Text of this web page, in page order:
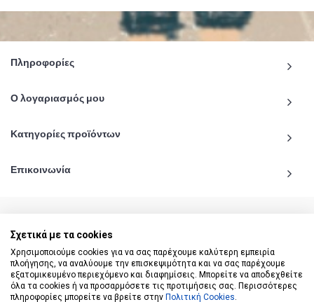
Πληροφορίες
Ο λογαριασμός μου
Κατηγορίες προϊόντων
Επικοινωνία
© 2020 - 2026 katiginetai.gr All Rights Reserved.
Σχετικά με τα cookies
Χρησιμοποιούμε cookies για να σας παρέχουμε καλύτερη εμπειρία
πλοήγησης, να αναλύουμε την επισκεψιμότητα και να σας παρέχουμε
εξατομικευμένο περιεχόμενο και διαφημίσεις. Μπορείτε να αποδεχθείτε
όλα τα cookies ή να προσαρμόσετε τις προτιμήσεις σας. Περισσότερες
πληροφορίες μπορείτε να βρείτε στην Πολιτική Cookies.